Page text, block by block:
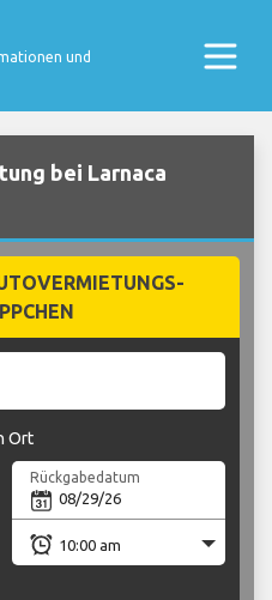
und
bei Larnaca
Ort
Rückgabedatum